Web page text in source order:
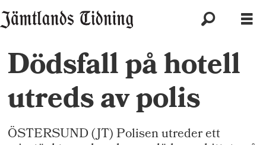
Dödsfall på hotell
utreds av polis
ÖSTERSUND (JT) Polisen utreder ett